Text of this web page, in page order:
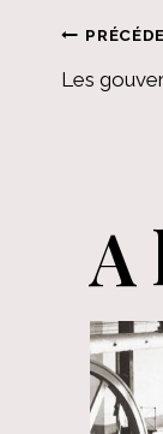
de
Les
A